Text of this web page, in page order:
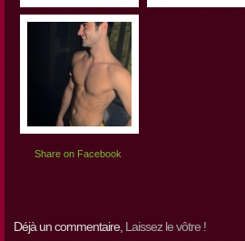
Share on Facebook
Déjà un commentaire, Laissez le vôtre !